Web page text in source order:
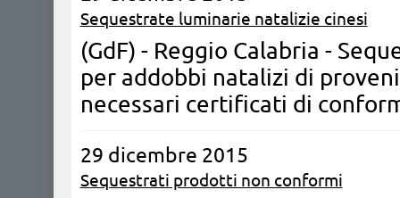
Sequestrate luminarie natalizie cinesi
(GdF) - Reggio Calabria -
per addobbi natalizi di
necessari certificati di
29 dicembre 2015
Sequestrati prodotti non conformi